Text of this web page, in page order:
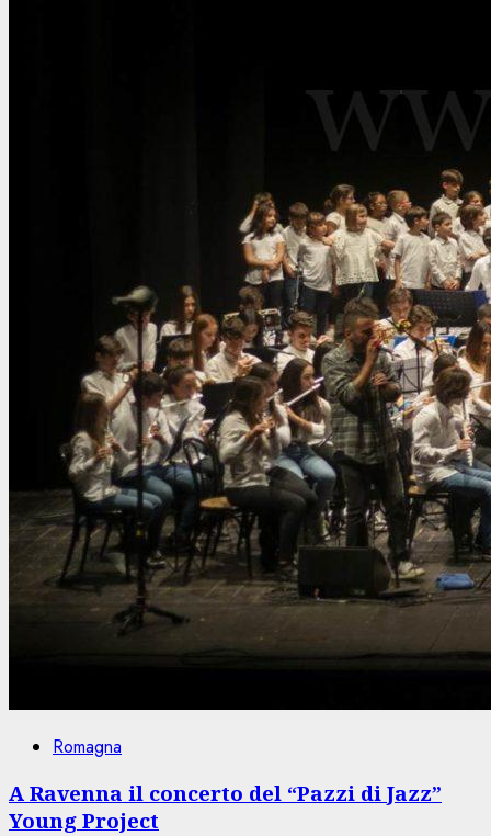
Romagna
A Ravenna il concerto del “Pazzi di Jazz”
Young Project